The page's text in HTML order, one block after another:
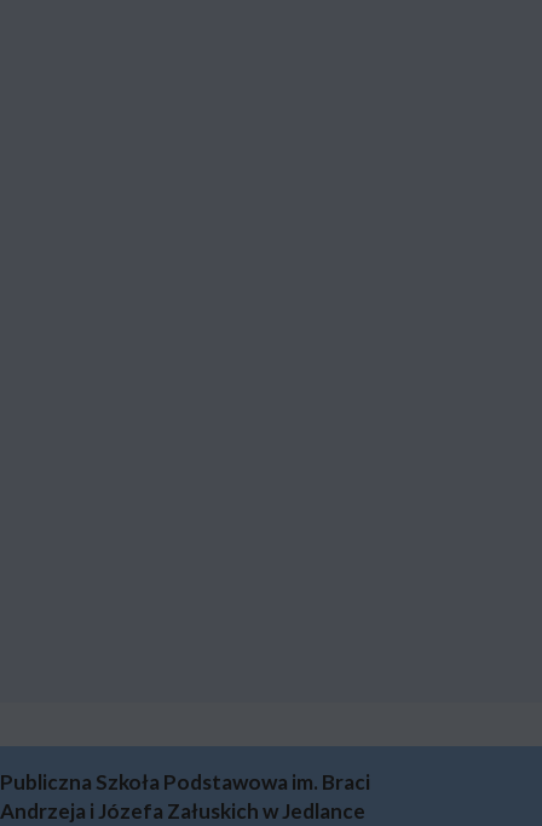
Publiczna Szkoła Podstawowa im. Braci
Andrzeja i Józefa Załuskich w Jedlance